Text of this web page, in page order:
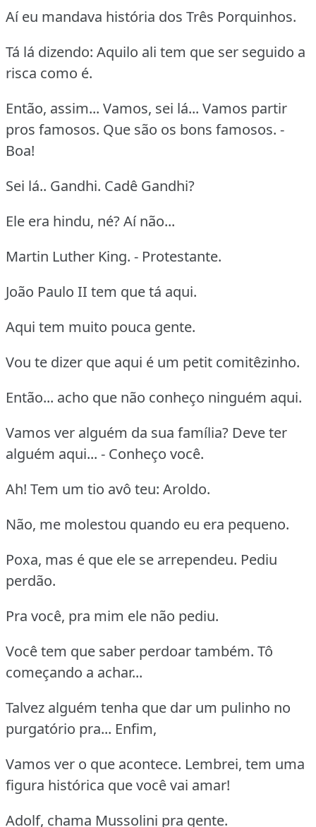
Aí eu mandava história dos Três Porquinhos.
Tá lá dizendo: Aquilo ali tem que ser seguido a
risca como é.
Então, assim... Vamos, sei lá... Vamos partir
pros famosos. Que são os bons famosos. -
Boa!
Sei lá.. Gandhi. Cadê Gandhi?
Ele era hindu, né? Aí não...
Martin Luther King. - Protestante.
João Paulo II tem que tá aqui.
Aqui tem muito pouca gente.
Vou te dizer que aqui é um petit comitêzinho.
Então... acho que não conheço ninguém aqui.
Vamos ver alguém da sua família? Deve ter
alguém aqui... - Conheço você.
Ah! Tem um tio avô teu: Aroldo.
Não, me molestou quando eu era pequeno.
Poxa, mas é que ele se arrependeu. Pediu
perdão.
Pra você, pra mim ele não pediu.
Você tem que saber perdoar também. Tô
começando a achar...
Talvez alguém tenha que dar um pulinho no
purgatório pra... Enfim,
Vamos ver o que acontece. Lembrei, tem uma
figura histórica que você vai amar!
Adolf, chama Mussolini pra gente.